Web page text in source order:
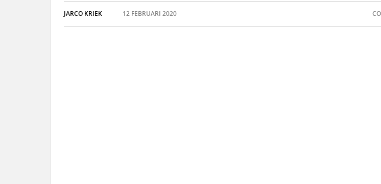
JARCO KRIEK 12 FEBRUARI 2020